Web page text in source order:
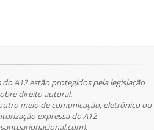
A12 estão protegidos pela legislação
direito autoral.
meio de comunicação, eletrônico ou
expressa do A12